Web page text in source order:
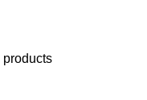
products